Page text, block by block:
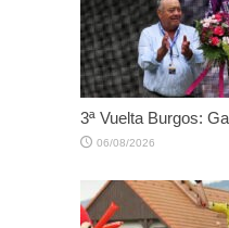
3ª Vuelta Burgos:
06/08/2026